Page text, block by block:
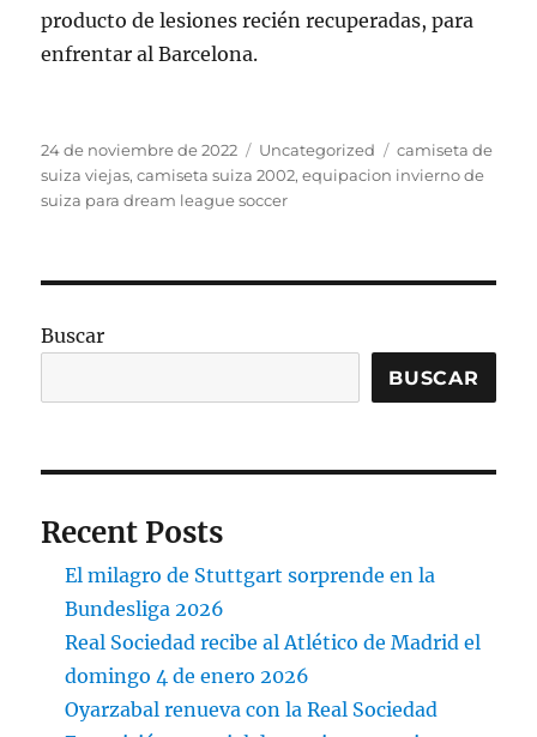
producto de lesiones recién recuperadas, para
enfrentar al Barcelona.
Publicado
el
24 de noviembre de 2022 Categorías
Uncategorized Etiquetas
camiseta de
suiza viejas,camiseta suiza 2002,equipacion invierno de
suiza para dream league soccer
Buscar
BUSCAR
Recent Posts
El milagro de Stuttgart sorprende en la
Bundesliga 2026
Real Sociedad recibe al Atlético de Madrid el
domingo 4 de enero 2026
Oyarzabal renueva con la Real Sociedad